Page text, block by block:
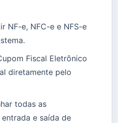
NF-e, NFC-e e NFS-e
Fiscal Eletrônico
diretamente pelo
todas as
e saída de